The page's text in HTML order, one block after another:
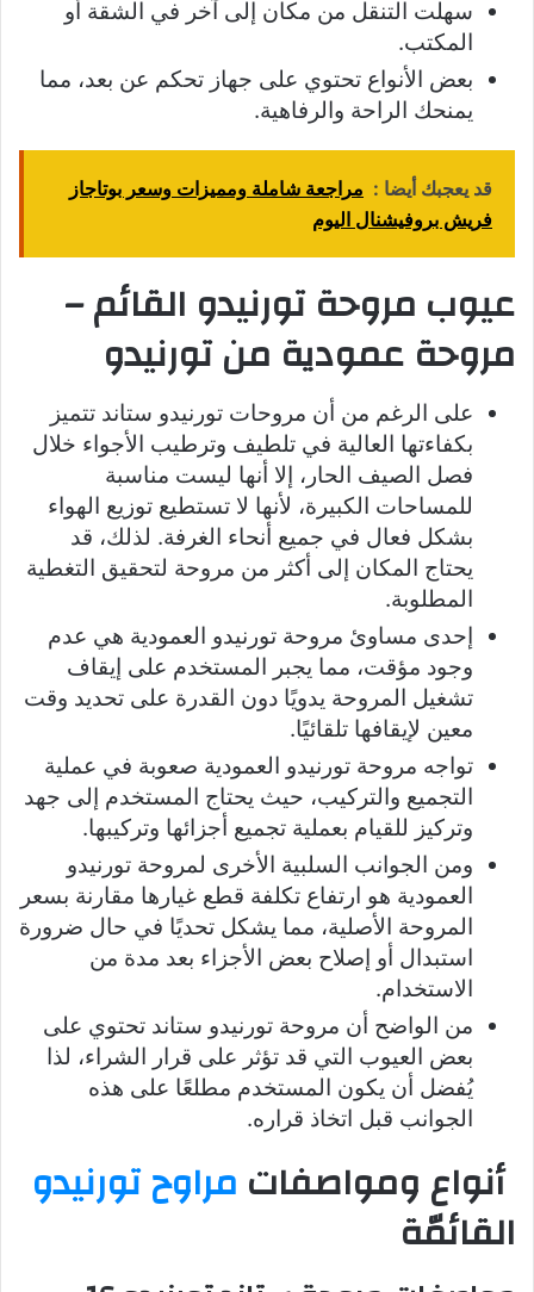
سهلت التنقل من مكان إلى آخر في الشقة أو
المكتب.
بعض الأنواع تحتوي على جهاز تحكم عن بعد، مما
يمنحك الراحة والرفاهية.
قد يعجبك أيضا : مراجعة شاملة ومميزات وسعر بوتاجاز
فريش بروفيشنال اليوم
عيوب مروحة تورنيدو القائم –
مروحة عمودية من تورنيدو
على الرغم من أن مروحات تورنيدو ستاند تتميز
بكفاءتها العالية في تلطيف وترطيب الأجواء خلال
فصل الصيف الحار، إلا أنها ليست مناسبة
للمساحات الكبيرة، لأنها لا تستطيع توزيع الهواء
بشكل فعال في جميع أنحاء الغرفة. لذلك، قد
يحتاج المكان إلى أكثر من مروحة لتحقيق التغطية
المطلوبة.
إحدى مساوئ مروحة تورنيدو العمودية هي عدم
وجود مؤقت، مما يجبر المستخدم على إيقاف
تشغيل المروحة يدويًا دون القدرة على تحديد وقت
معين لإيقافها تلقائيًا.
تواجه مروحة تورنيدو العمودية صعوبة في عملية
التجميع والتركيب، حيث يحتاج المستخدم إلى جهد
وتركيز للقيام بعملية تجميع أجزائها وتركيبها.
ومن الجوانب السلبية الأخرى لمروحة تورنيدو
العمودية هو ارتفاع تكلفة قطع غيارها مقارنة بسعر
المروحة الأصلية، مما يشكل تحديًا في حال ضرورة
استبدال أو إصلاح بعض الأجزاء بعد مدة من
الاستخدام.
من الواضح أن مروحة تورنيدو ستاند تحتوي على
بعض العيوب التي قد تؤثر على قرار الشراء، لذا
يُفضل أن يكون المستخدم مطلعًا على هذه
الجوانب قبل اتخاذ قراره.
أنواع ومواصفات مراوح تورنيدو
القائمّة